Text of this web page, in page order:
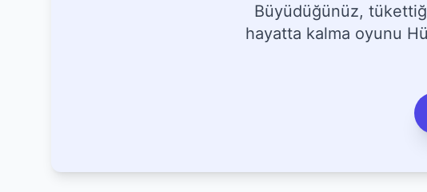
Büyüdüğünüz,
hayatta kalma oyunu